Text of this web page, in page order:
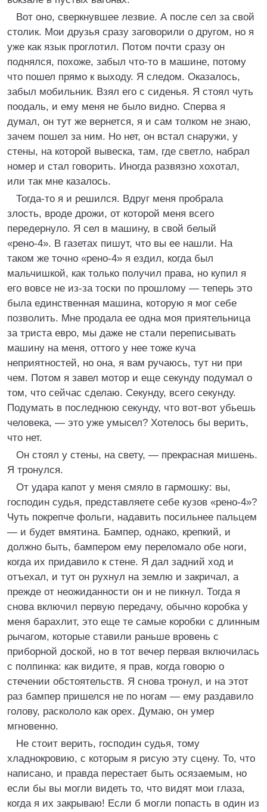
Вот оно, сверкнувшее лезвие. А после сел за свой
столик. Мои друзья сразу заговорили о другом, но я
уже как язык проглотил. Потом почти сразу он
поднялся, похоже, забыл что-то в машине, потому
что пошел прямо к выходу. Я следом. Оказалось,
забыл мобильник. Взял его с сиденья. Я стоял чуть
поодаль, и ему меня не было видно. Сперва я
думал, он тут же вернется, я и сам толком не знаю,
зачем пошел за ним. Но нет, он встал снаружи, у
стены, на которой вывеска, там, где светло, набрал
номер и стал говорить. Иногда развязно хохотал,
или так мне казалось.
Тогда-то я и решился. Вдруг меня пробрала
злость, вроде дрожи, от которой меня всего
передернуло. Я сел в машину, в свой белый
«рено-4». В газетах пишут, что вы ее нашли. На
таком же точно «рено-4» я ездил, когда был
мальчишкой, как только получил права, но купил я
его вовсе не из-за тоски по прошлому — теперь это
была единственная машина, которую я мог себе
позволить. Мне продала ее одна моя приятельница
за триста евро, мы даже не стали переписывать
машину на меня, оттого у нее тоже куча
неприятностей, но она, я вам ручаюсь, тут ни при
чем. Потом я завел мотор и еще секунду подумал о
том, что сейчас сделаю. Секунду, всего секунду.
Подумать в последнюю секунду, что вот-вот убьешь
человека, — это уже умысел? Хотелось бы верить,
что нет.
Он стоял у стены, на свету, — прекрасная мишень.
Я тронулся.
От удара капот у меня смяло в гармошку: вы,
господин судья, представляете себе кузов «рено-4»?
Чуть покрепче фольги, надавить посильнее пальцем
— и будет вмятина. Бампер, однако, крепкий, и
должно быть, бампером ему переломало обе ноги,
когда их придавило к стене. Я дал задний ход и
отъехал, и тут он рухнул на землю и закричал, а
прежде от неожиданности он и не пикнул. Тогда я
снова включил первую передачу, обычно коробка у
меня барахлит, это еще те самые коробки с длинным
рычагом, которые ставили раньше вровень с
приборной доской, но в тот вечер первая включилась
с полпинка: как видите, я прав, когда говорю о
стечении обстоятельств. Я снова тронул, и на этот
раз бампер пришелся не по ногам — ему раздавило
голову, раскололо как орех. Думаю, он умер
мгновенно.
Не стоит верить, господин судья, тому
хладнокровию, с которым я рисую эту сцену. То, что
написано, и правда перестает быть осязаемым, но
если бы вы могли видеть то, что видят мои глаза,
когда я их закрываю! Если б могли попасть в один из